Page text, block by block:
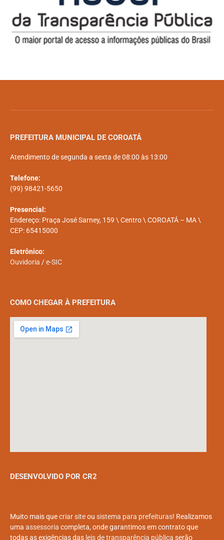
PREFEITURA MUNICIPAL DE COROATÁ
Atendimento de segunda a sexta de 08:00 às 13:00
Telefone:
(99) 98421-5650
Presencial:
Endereço: Praça José Sarney, 159 \ Centro \ COROATÁ – MA \
CEP: 65415000
Eletrônico:
Ouvidoria /e-SIC
COMO CHEGAR À PREFEITURA
DESENVOLVIDO POR CR2
Muito mais quecriar siteou sistema para prefeituras! Realizamos
uma assessoria completa, onde garantimos em contrato que
todas as exigências das leis de transparência pública serão